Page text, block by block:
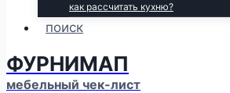
как рассчитать кухню?
поиск
ФУРНИМАП
мебельный чек-лист